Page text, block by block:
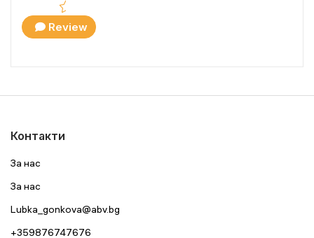
Review
Контакти
За нас
За нас
Lubka_gonkova@abv.bg
+359876747676